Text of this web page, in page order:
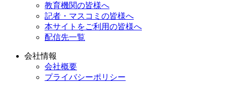
教育機関の皆様へ
記者・マスコミの皆様へ
本サイトをご利用の皆様へ
配信先一覧
会社情報
会社概要
プライバシーポリシー